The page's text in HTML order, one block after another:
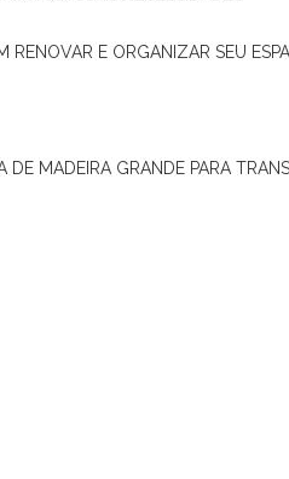
RENOVAR E ORGANIZAR SEU
DE MADEIRA GRANDE PARA